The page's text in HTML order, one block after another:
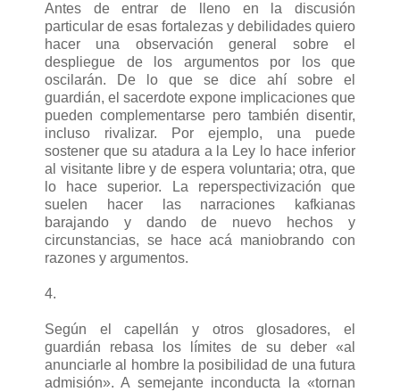
Antes de entrar de lleno en la discusión
particular de esas fortalezas y debilidades quiero
hacer una observación general sobre el
despliegue de los argumentos por los que
oscilarán. De lo que se dice ahí sobre el
guardián, el sacerdote expone implicaciones que
pueden complementarse pero también disentir,
incluso rivalizar. Por ejemplo, una puede
sostener que su atadura a la Ley lo hace inferior
al visitante libre y de espera voluntaria; otra, que
lo hace superior. La reperspectivización que
suelen hacer las narraciones kafkianas
barajando y dando de nuevo hechos y
circunstancias, se hace acá maniobrando con
razones y argumentos.
4.
Según el capellán y otros glosadores, el
guardián rebasa los límites de su deber «al
anunciarle al hombre la posibilidad de una futura
admisión». A semejante inconducta la «tornan